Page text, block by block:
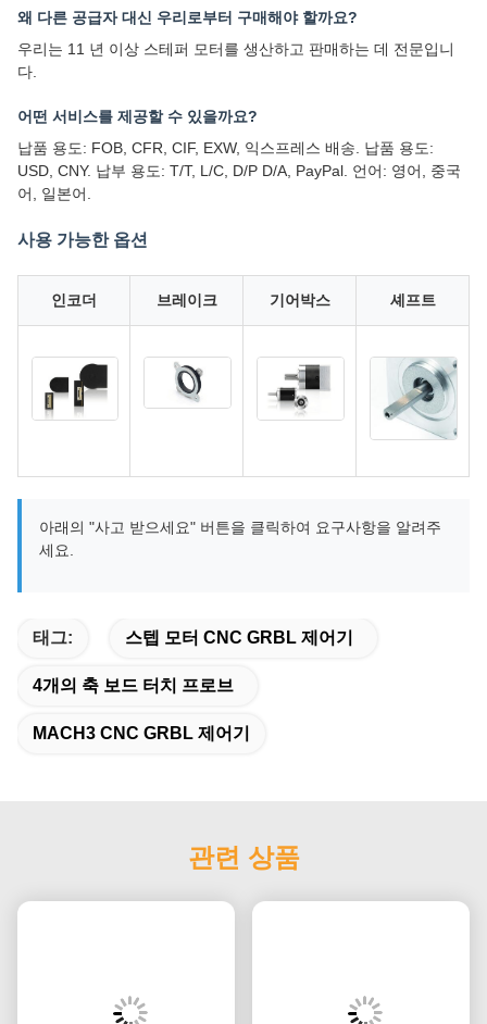
왜 다른 공급자 대신 우리로부터 구매해야 할까요?
우리는 11 년 이상 스테퍼 모터를 생산하고 판매하는 데 전문입니
다.
어떤 서비스를 제공할 수 있을까요?
납품 용도: FOB, CFR, CIF, EXW, 익스프레스 배송. 납품 용도:
USD, CNY. 납부 용도: T/T, L/C, D/P D/A, PayPal. 언어: 영어, 중국
어, 일본어.
사용 가능한 옵션
인코더 브레이크 기어박스 셰프트
아래의 "사고 받으세요" 버튼을 클릭하여 요구사항을 알려주
세요.
태그: 스텝 모터 CNC GRBL 제어기
4개의 축 보드 터치 프로브
MACH3 CNC GRBL 제어기
관련 상품